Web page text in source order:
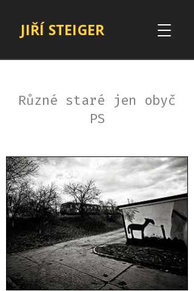
JIŘÍ STEIGER
Různé staré jen obyč
PS